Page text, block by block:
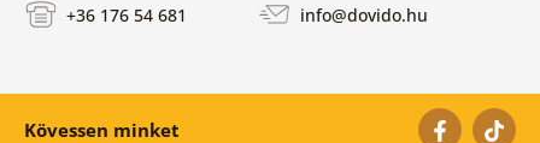
+36 176 54 681 info@dovido.hu
Kövessen minket